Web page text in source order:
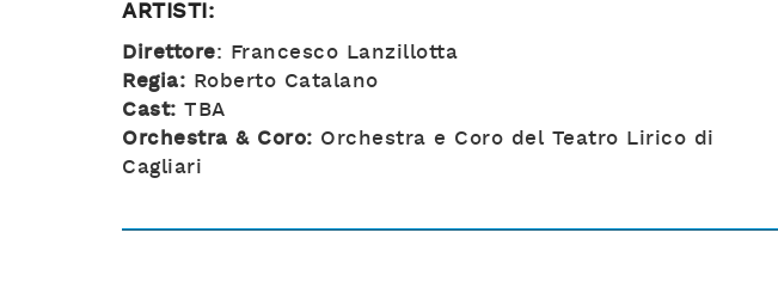
ARTISTI:
Direttore: Francesco Lanzillotta
Regia: Roberto Catalano
Cast: TBA
Orchestra & Coro: Orchestra e Coro del Teatro Lirico di
Cagliari